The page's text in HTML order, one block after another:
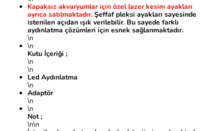
Kapaksız akvaryumlar için özel lazer kesim ayakları
ayrıca satılmaktadır. Şeffaf pleksi ayakları sayesinde
istenilen açıdan ışık verilebilir. Bu sayede farklı
aydınlatma çözümleri için esnek sağlanmaktadır.
\n
\n
Kutu İçeriği ;
\n
\n
Led Aydınlatma
\n
Adaptör
\n
\n
Not ;
\n\n